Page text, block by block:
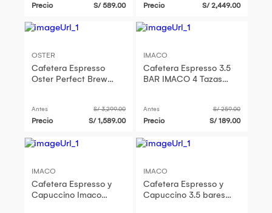
Precio S/ 589.00 Precio S/ 2,449.00
OSTER
Cafetera Espresso
Oster Perfect Brew
Antes S/ 3,299.00
Precio S/ 1,589.00
IMACO
Cafetera Espresso 3.5
BAR IMACO 4 Tazas
Antes S/ 259.00
Precio S/ 189.00
IMACO
Cafetera Espresso y
Capuccino Imaco
IMACO
Cafetera Espresso y
Capuccino 3.5 bares